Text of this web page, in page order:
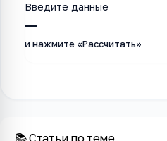
—
Введите данные
и нажмите «Рассчитать»
📚 Статьи по теме